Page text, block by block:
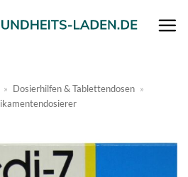
» Dosierhilfen & Tablettendosen »